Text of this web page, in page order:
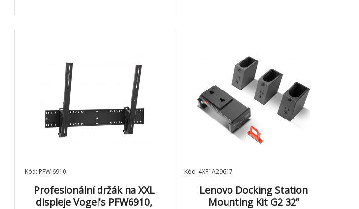
Kód: PFW 6910
Profesionální držák na XXL
displeje Vogel's PFW6910,
Kód: 4XF1A29617
Lenovo Docking Station
Mounting Kit G2 32”